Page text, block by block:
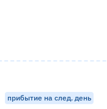
прибытие на след. день